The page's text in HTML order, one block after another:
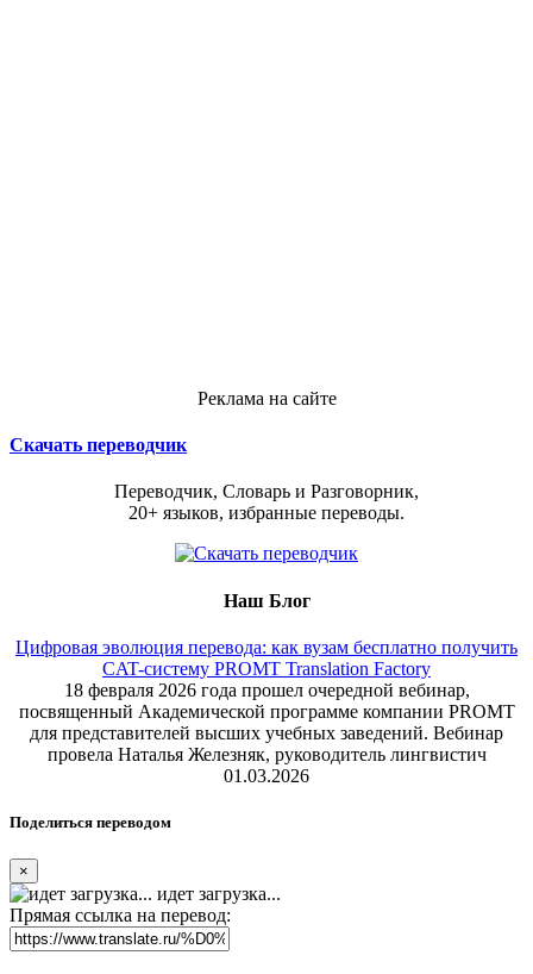
Реклама на сайте
Скачать переводчик
Переводчик, Словарь и Разговорник,
20+ языков, избранные переводы.
Наш Блог
Цифровая эволюция перевода: как вузам бесплатно получить
CAT-систему PROMT Translation Factory
18 февраля 2026 года прошел очередной вебинар,
посвященный Академической программе компании PROMT
для представителей высших учебных заведений. Вебинар
провела Наталья Железняк, руководитель лингвистич
01.03.2026
Поделиться переводом
×
идет загрузка...
Прямая ссылка на перевод: